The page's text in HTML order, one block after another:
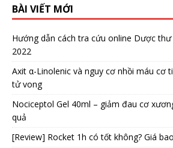
BÀI VIẾT MỚI
Hướng dẫn cách tra cứu online Dược
2022
Axit α-Linolenic và nguy cơ nhồi máu cơ
tử vong
Nociceptol Gel 40ml – giảm đau cơ
quả
[Review] Rocket 1h có tốt không? Giá